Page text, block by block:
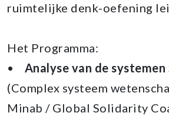
ruimtelijke denk-oefening
Het Programma:
• Analyse van de systemen
(Complex systeem
Minab / Global Solidarity